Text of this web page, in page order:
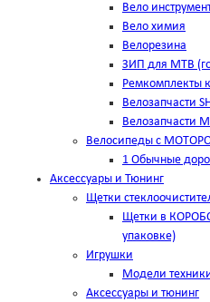
Вело
Вело химия
Велорезина
ЗИП для MTB
Ремкомплекты
Велозапчасти
Велозапчасти
Велосипеды с
1 Обычные
Аксессуары и Тюнинг
Щетки
Щетки в
упаковке)
Игрушки
Модели
Аксессуары и тюнинг